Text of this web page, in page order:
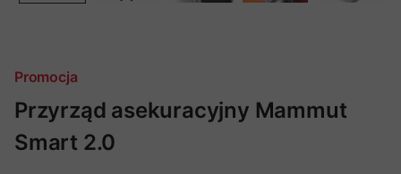
Promocja
Przyrząd asekuracyjny Mammut
Smart 2.0